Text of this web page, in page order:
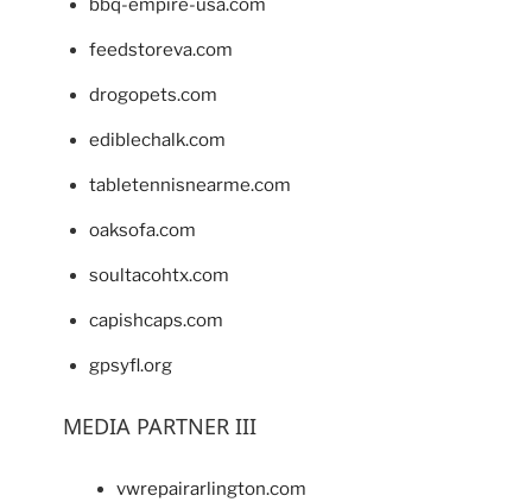
bbq-empire-usa.com
feedstoreva.com
drogopets.com
ediblechalk.com
tabletennisnearme.com
oaksofa.com
soultacohtx.com
capishcaps.com
gpsyfl.org
MEDIA PARTNER III
vwrepairarlington.com